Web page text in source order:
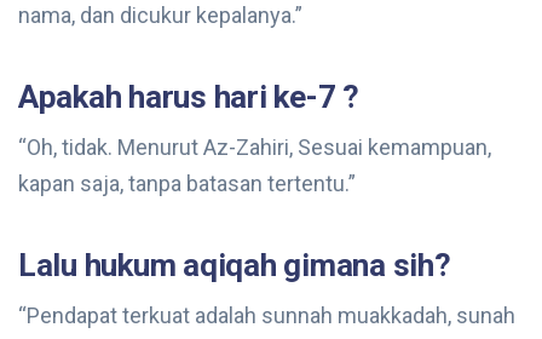
nama, dan dicukur kepalanya.”
Apakah harus hari ke-7 ?
“Oh, tidak. Menurut Az-Zahiri, Sesuai kemampuan,
kapan saja, tanpa batasan tertentu.”
Lalu hukum aqiqah gimana sih?
“Pendapat terkuat adalah sunnah muakkadah, sunah